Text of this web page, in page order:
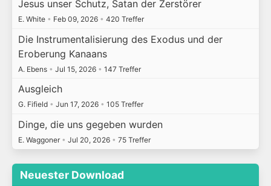
Jesus unser Schutz, Satan der Zerstörer
E. White • Feb 09, 2026 • 420 Treffer
Die Instrumentalisierung des Exodus und der
Eroberung Kanaans
A. Ebens • Jul 15, 2026 • 147 Treffer
Ausgleich
G. Fifield • Jun 17, 2026 • 105 Treffer
Dinge, die uns gegeben wurden
E. Waggoner • Jul 20, 2026 • 75 Treffer
Neuester Download